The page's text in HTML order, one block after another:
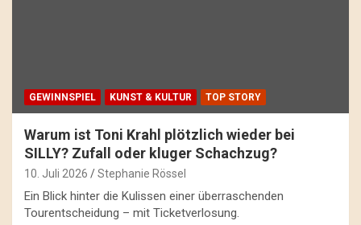
GEWINNSPIEL KUNST & KULTUR TOP STORY
Warum ist Toni Krahl plötzlich wieder bei
SILLY? Zufall oder kluger Schachzug?
10. Juli 2026 Stephanie Rössel
Ein Blick hinter die Kulissen einer überraschenden
Tourentscheidung – mit Ticketverlosung.